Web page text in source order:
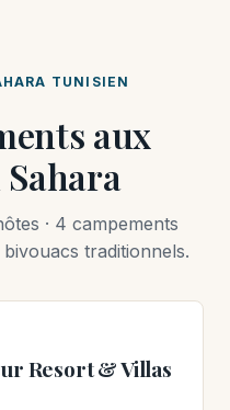
TUNISIEN
aux
· 4 campements
traditionnels.
Resort & Villas